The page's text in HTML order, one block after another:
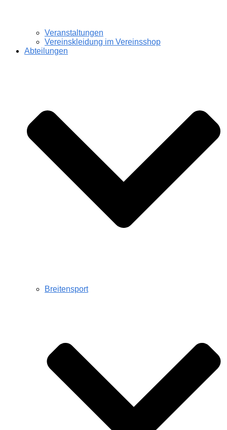
Veranstaltungen
Vereinskleidung im Vereinsshop
Abteilungen
Breitensport